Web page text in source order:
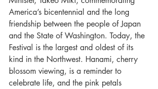
America’s bicentennial and the long
friendship between the people of Japan
and the State of Washington. Today, the
Festival is the largest and oldest of its
kind in the Northwest. Hanami, cherry
blossom viewing, is a reminder to
celebrate life, and the pink petals